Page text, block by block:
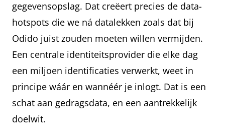
gegevensopslag. Dat creëert precies de data-
hotspots die we ná datalekken zoals dat bij
Odido juist zouden moeten willen vermijden.
Een centrale identiteitsprovider die elke dag
een miljoen identificaties verwerkt, weet in
principe wáár en wannéér je inlogt. Dat is een
schat aan gedragsdata, en een aantrekkelijk
doelwit.